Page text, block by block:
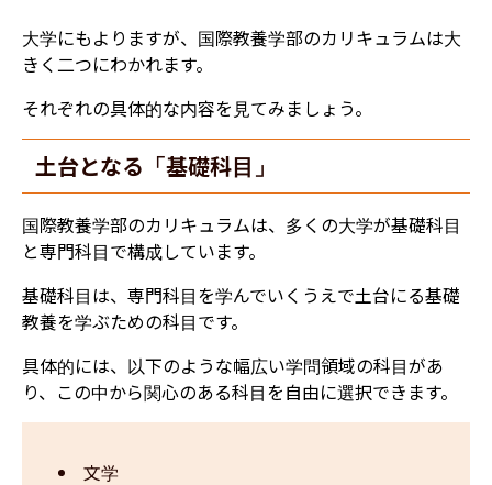
大学にもよりますが、国際教養学部のカリキュラムは大
きく二つにわかれます。
それぞれの具体的な内容を見てみましょう。
土台となる「基礎科目」
国際教養学部のカリキュラムは、多くの大学が基礎科目
と専門科目で構成しています。
基礎科目は、専門科目を学んでいくうえで土台にる基礎
教養を学ぶための科目です。
具体的には、以下のような幅広い学問領域の科目があ
り、この中から関心のある科目を自由に選択できます。
文学